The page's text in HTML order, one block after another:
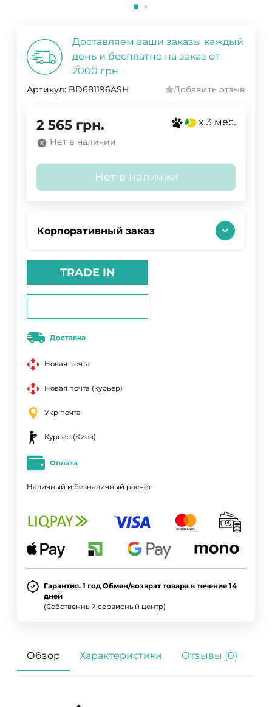
Доставляем ваши заказы каждый
день и бесплатно на заказ от
2000 грн
Артикул: BD681196ASH Добавить отзыв
2 565 грн. x 3 мес.
Нет в наличии
Нет в наличии
Корпоративный заказ
TRADE IN
Доставка
Новая почта
Новая почта (курьер)
Укр почта
Курьер (Киев)
Оплата
Наличный и безналичный расчет
Гарантия. 1 год Обмен/возврат товара в течение 14
дней
(Собственный сервисный центр)
Обзор Характеристики Отзывы (0)